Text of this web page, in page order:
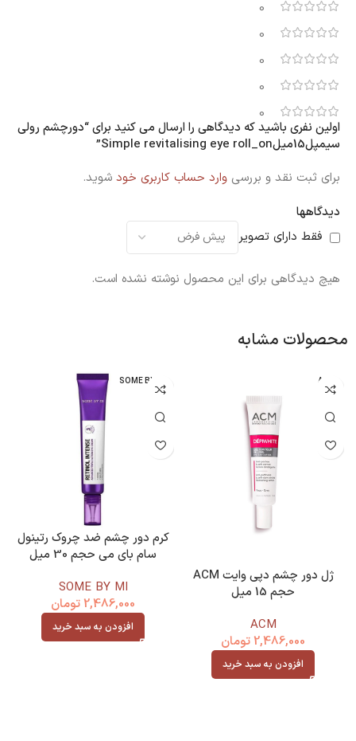
0
0
0
0
0
دیدگاهها
فقط دارای تصویر
هیچ دیدگاهی برای این محصول نوشته نشده است.
اولین نفری باشید که دیدگاهی را ارسال می کنید برای “دورچشم رولی
سیمپل15میلSimple revitalising eye roll_on”
برای ثبت نقد و بررسی وارد حساب کاربری خود شوید.
محصولات مشابه
ACM
ژل دور چشم دپی وایت ACM
حجم 15 میل
ACM
2,486,000تومان
افزودن به سبد خرید
SOME BY MI
کرم دور چشم ضد چروک رتینول
سام بای می حجم 30 میل
SOME BY MI
2,486,000تومان
افزودن به سبد خرید